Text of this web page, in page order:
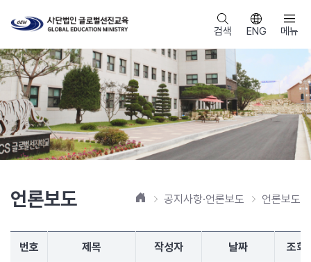
검색 ENG 메뉴
언론보도 홈 공지사항·언론보도 언론보도
번호 제목 작성자 날짜 조회